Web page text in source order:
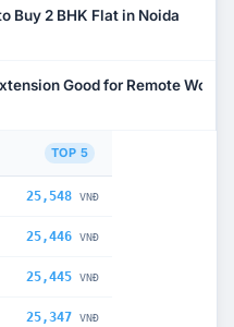
Buy 2 BHK Flat in Noida
Good for Remote Work?
TOP 5
25,548 VNĐ
25,446 VNĐ
25,445 VNĐ
25,347 VNĐ